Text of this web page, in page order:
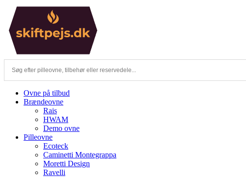
Skip
content
Ovne på tilbud
Brændeovne
Rais
HWAM
Demo ovne
Pilleovne
Ecoteck
Caminetti Montegrappa
Moretti Design
Ravelli